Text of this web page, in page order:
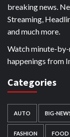
breaking news.
Streaming,
and much more.
Watch minute-
happenings from
Categories
AUTO BIG-
FASHION FOOD